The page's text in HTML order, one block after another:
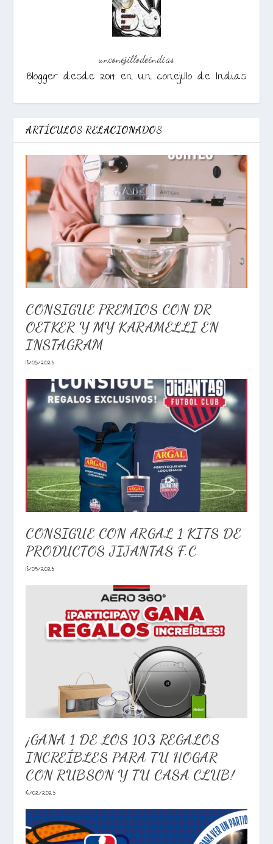
unconejillodeindias
Blogger desde 2014 en Un conejillo de Indias
ARTÍCULOS RELACIONADOS
CONSIGUE PREMIOS CON DR
OETKER Y MY KARAMELLI EN
INSTAGRAM
18/05/2023
CONSIGUE CON ARGAL 1 KITS DE
PRODUCTOS JIJANTAS F.C
18/05/2023
¡GANA 1 DE LOS 103 REGALOS
INCREÍBLES PARA TU HOGAR
CON RUBSON Y TU CASA CLUB!
16/02/2023